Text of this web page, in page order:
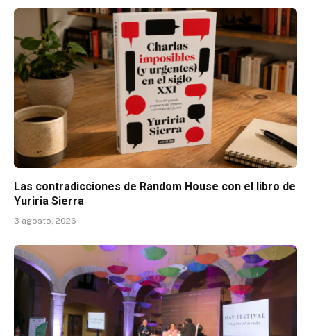
Las contradicciones de Random House con el libro de
Yuriria Sierra
3 agosto, 2026